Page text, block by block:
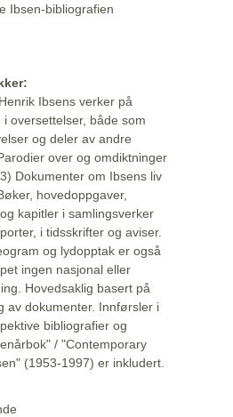
Ibsen-bibliografien
Ibsens verker på
oversettelser, både som
og deler av andre
over og omdiktninger
Dokumenter om Ibsens liv
hovedoppgaver,
kapitler i samlingsverker
i tidsskrifter og aviser.
og lydopptak er også
ingen nasjonal eller
Hovedsaklig basert på
av dokumenter. Innførsler i
bibliografier og
/ "Contemporary
(1953-1997) er inkludert.